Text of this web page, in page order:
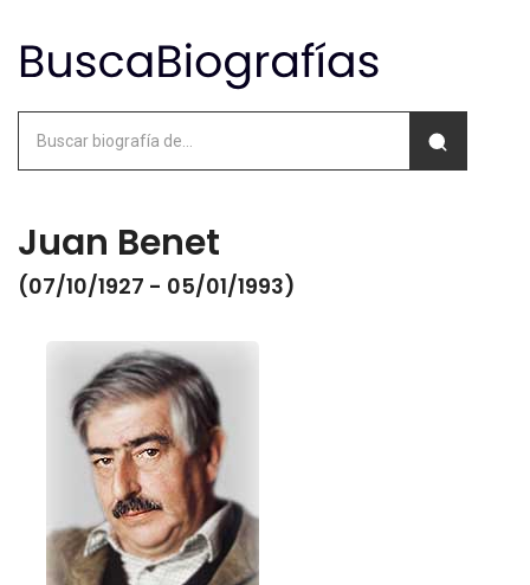
Juan Benet
(07/10/1927 - 05/01/1993)